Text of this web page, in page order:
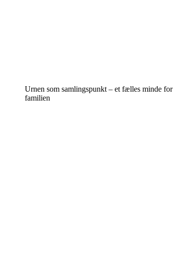
Urnen som samlingspunkt – et fælles minde for
familien